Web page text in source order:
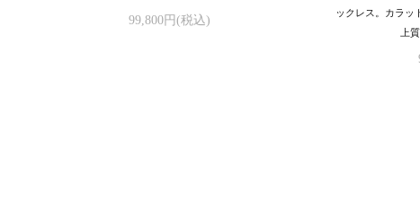
99,800円(税込)
ックレス。カラッ
上